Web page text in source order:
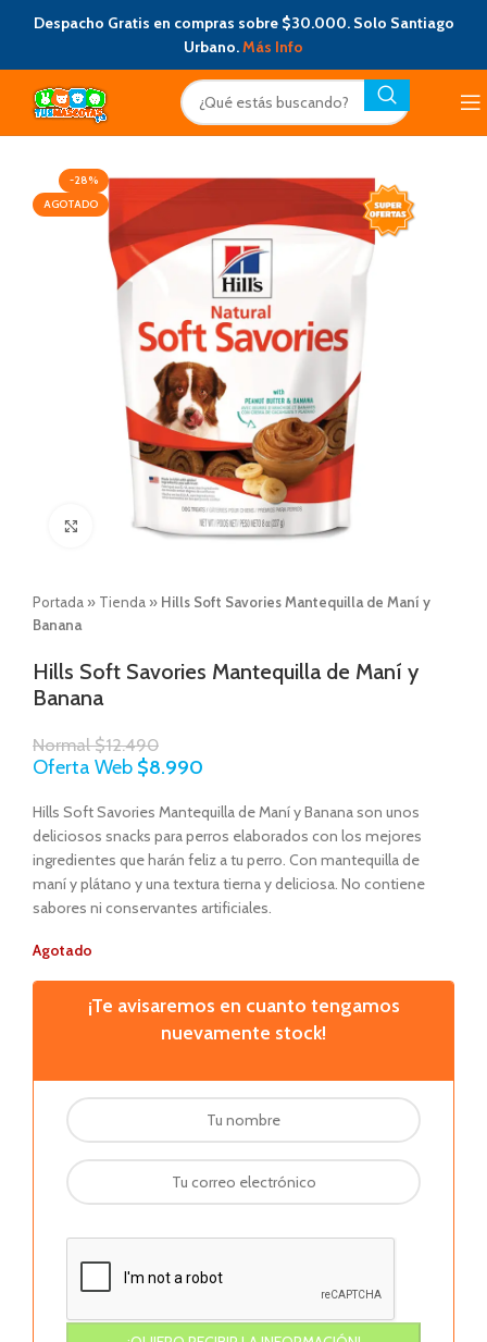
Despacho Gratis en compras sobre $30.000. Solo Santiago
Urbano.Más Info
-28%
AGOTADO
Click to enlarge
Portada » Tienda » Hills Soft Savories Mantequilla de Maní y
Banana
Hills Soft Savories Mantequilla de Maní y
Banana
Normal$12.490
Oferta Web $8.990
Hills Soft Savories Mantequilla de Maní y Banana son unos
deliciosos snacks para perros elaborados con los mejores
ingredientes que harán feliz a tu perro. Con mantequilla de
maní y plátano y una textura tierna y deliciosa. No contiene
sabores ni conservantes artificiales.
Agotado
¡Te avisaremos en cuanto tengamos
nuevamente stock!